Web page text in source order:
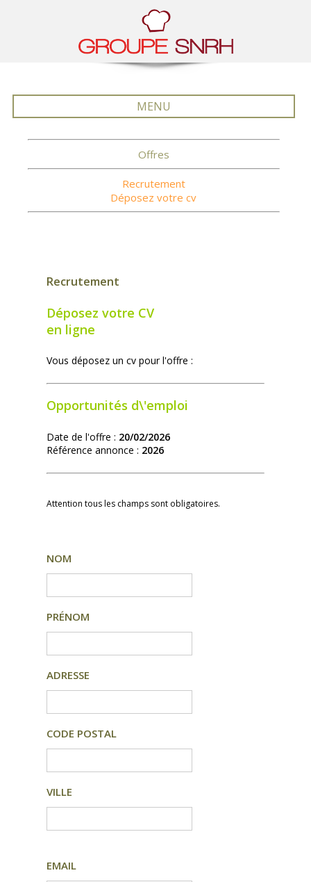
MENU
Offres
Recrutement
Déposez votre cv
Recrutement
Déposez votre CV
en ligne
Vous déposez un cv pour l'offre :
Opportunités d\'emploi
Date de l'offre : 20/02/2026
Référence annonce : 2026
Attention tous les champs sont obligatoires.
NOM
PRÉNOM
ADRESSE
CODE POSTAL
VILLE
EMAIL